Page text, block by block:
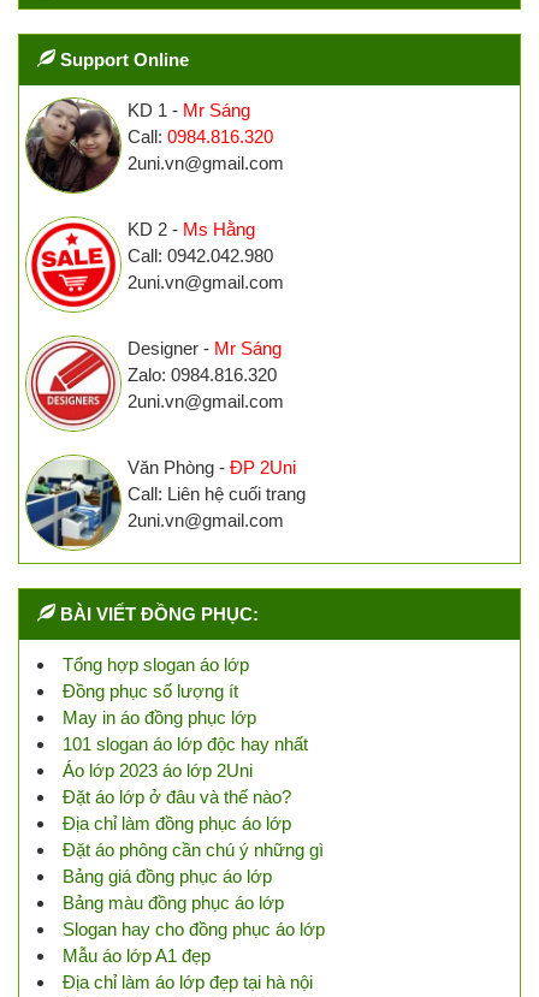
Support Online
KD 1 - Mr Sáng
Call: 0984.816.320
2uni.vn@gmail.com
KD 2 - Ms Hằng
Call: 0942.042.980
2uni.vn@gmail.com
Designer - Mr Sáng
Zalo: 0984.816.320
2uni.vn@gmail.com
Văn Phòng - ĐP 2Uni
Call: Liên hệ cuối trang
2uni.vn@gmail.com
BÀI VIẾT ĐỒNG PHỤC:
Tổng hợp slogan áo lớp
Đồng phục số lượng ít
May in áo đồng phục lớp
101 slogan áo lớp độc hay nhất
Áo lớp 2023 áo lớp 2Uni
Đặt áo lớp ở đâu và thế nào?
Địa chỉ làm đồng phục áo lớp
Đặt áo phông cần chú ý những gì
Bảng giá đồng phục áo lớp
Bảng màu đồng phục áo lớp
Slogan hay cho đồng phục áo lớp
Mẫu áo lớp A1 đẹp
Địa chỉ làm áo lớp đẹp tại hà nội